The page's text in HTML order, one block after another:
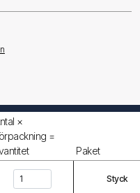
×
=
Paket
Styck